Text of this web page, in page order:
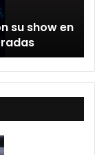
su show en